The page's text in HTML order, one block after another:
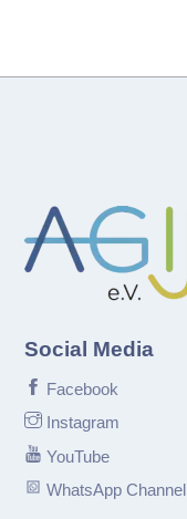
Social Media
Facebook
Instagram
YouTube
WhatsApp Channel